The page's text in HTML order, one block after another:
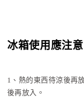
冰箱使用應注
1、熱的東西待涼後再
後再放入。